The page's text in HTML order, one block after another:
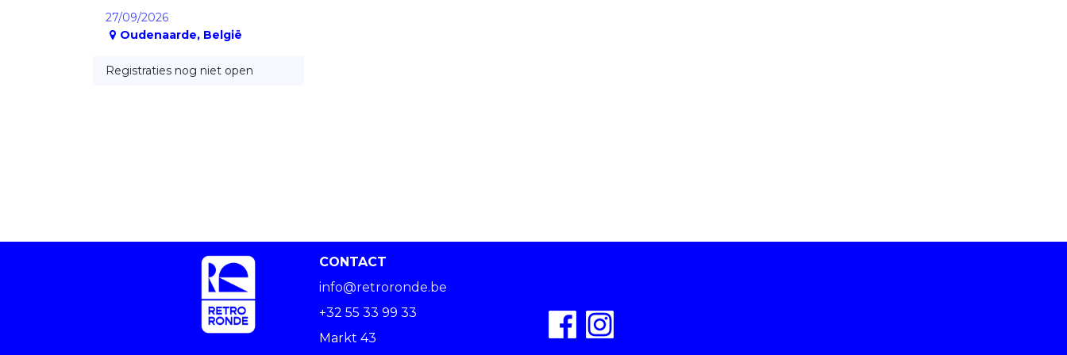
27/09/2026
Oudenaarde, België
Registraties nog niet open
CONTACT
info@retroronde.be
+32 55 33 99 33
Markt 43